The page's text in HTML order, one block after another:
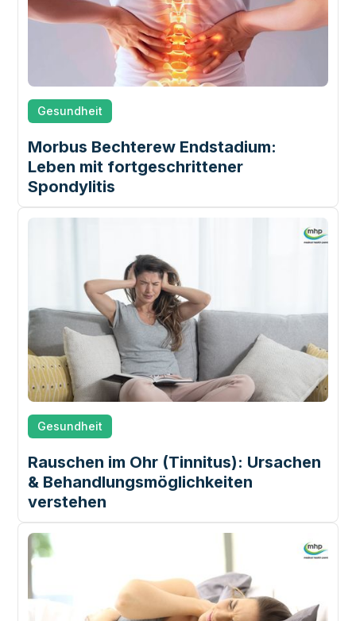
Gesundheit
Morbus Bechterew Endstadium:
Leben mit fortgeschrittener
Spondylitis
Gesundheit
Rauschen im Ohr (Tinnitus): Ursachen
& Behandlungsmöglichkeiten
verstehen